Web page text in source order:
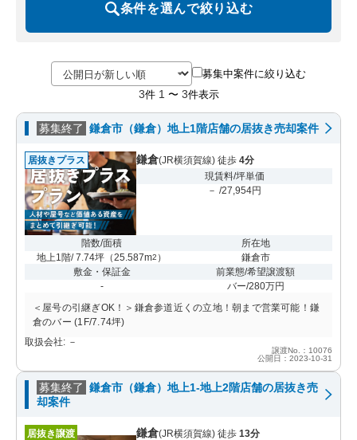
条件を選んで絞り込む
募集中案件に絞り込む
3件 1 〜 3件表示
募集終了 鎌倉市（鎌倉）地上1階店舗の居抜き売却案件
居抜きプラス 鎌倉(JR横須賀線) 徒歩 4分
現賃料/坪単価
－ /27,954円
階数/面積
地上1階/ 7.74坪 （25.587m2 ）
所在地
鎌倉市
敷金・保証金
-
前業態/希望譲渡額
バー/280万円
＜屋号の引継ぎOK！＞鎌倉参道近くの立地！朝まで営業可能！鎌
倉のバー (1F/7.74坪)
取扱会社: －
譲渡No.：10076
公開日：2023-10-31
募集終了 鎌倉市（鎌倉）地上1-地上2階店舗の居抜き売
却案件
居抜き譲渡 鎌倉(JR横須賀線) 徒歩 13分